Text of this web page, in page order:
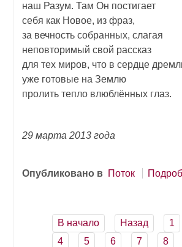
наш Разум. Там Он постигает
себя как Новое, из фраз,
за вечность собранных, слагая
неповторимый свой рассказ
для тех миров, что в сердце
уже готовые на Землю
пролить тепло влюблённых глаз.
29 марта 2013 года
Опубликовано в Поток
В начало Назад 1
4
5 6 7 8